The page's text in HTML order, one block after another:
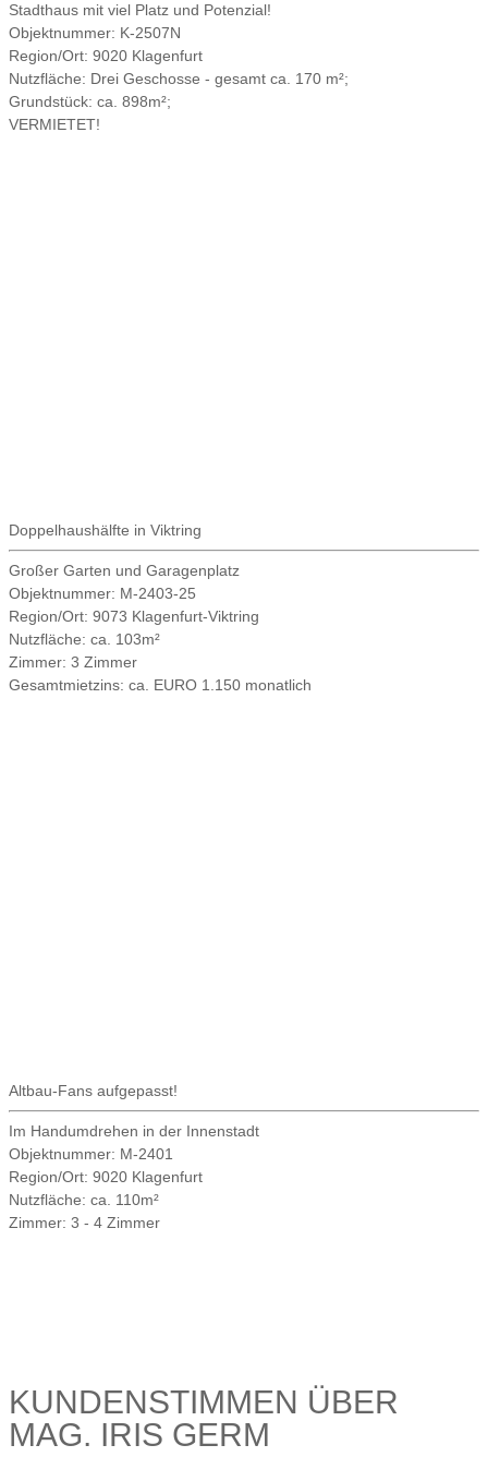
Stadthaus mit viel Platz und Potenzial!
Objektnummer: K-2507N
Region/Ort: 9020 Klagenfurt
Nutzfläche: Drei Geschosse - gesamt ca. 170 m²;
Grundstück: ca. 898m²;
VERMIETET!
Doppelhaushälfte in Viktring
Großer Garten und Garagenplatz
Objektnummer: M-2403-25
Region/Ort: 9073 Klagenfurt-Viktring
Nutzfläche: ca. 103m²
Zimmer: 3 Zimmer
Gesamtmietzins: ca. EURO 1.150 monatlich
Altbau-Fans aufgepasst!
Im Handumdrehen in der Innenstadt
Objektnummer: M-2401
Region/Ort: 9020 Klagenfurt
Nutzfläche: ca. 110m²
Zimmer: 3 - 4 Zimmer
KUNDENSTIMMEN ÜBER
MAG. IRIS GERM